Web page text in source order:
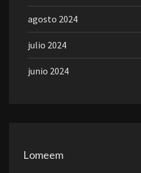
agosto 2024
julio 2024
junio 2024
Lomeem